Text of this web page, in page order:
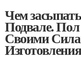
Чем
Подвале.
Своими
Изготовления